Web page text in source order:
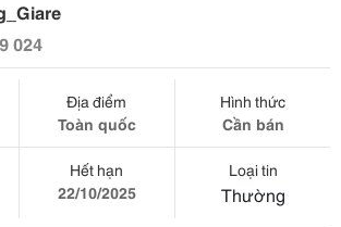
024
Địa điểm
Toàn quốc
Hình thức
Cần bán
Hết hạn
22/10/2025
Loại tin
Thường